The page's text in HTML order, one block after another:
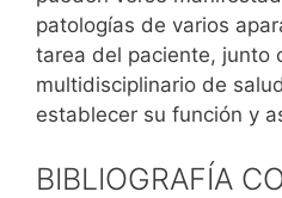
patologías de varios
tarea del paciente, junto
multidisciplinario de
establecer su función y
BIBLIOGRAFÍA